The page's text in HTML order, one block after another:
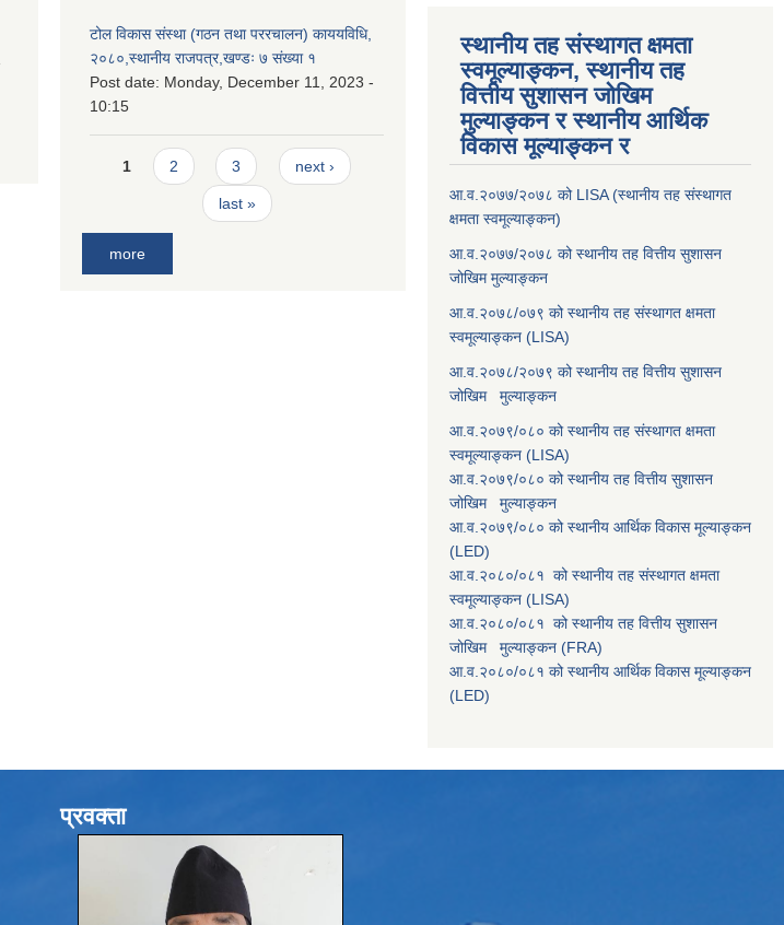
टोल विकास संस्था (गठन तथा पररचालन) काययविधि,
२०८०,स्थानीय राजपत्र,खण्डः ७ संख्या १
Post date: Monday, December 11, 2023 -
10:15
Pages
1 2 3 next ›
last »
more
स्थानीय तह संस्थागत क्षमता
स्वमूल्याङ्कन, स्थानीय तह
वित्तीय सुशासन जोखिम
मुल्याङ्कन र स्थानीय आर्थिक
विकास मूल्याङ्कन र
आ.व.२०७७/२०७८ को LISA (स्थानीय तह संस्थागत
क्षमता स्वमूल्याङ्कन)
आ.व.२०७७/२०७८ को स्थानीय तह वित्तीय सुशासन
जोखिम मुल्याङ्कन
आ.व.२०७८/०७९ को स्थानीय तह संस्थागत क्षमता
स्वमूल्याङ्कन (LISA)
आ.व.२०७८/२०७९ को स्थानीय तह वित्तीय सुशासन
जोखिम मुल्याङ्कन
आ.व.२०७९/०८० को स्थानीय तह संस्थागत क्षमता
स्वमूल्याङ्कन (LISA)
आ.व.२०७९/०८० को स्थानीय तह वित्तीय सुशासन
जोखिम मुल्याङ्कन
आ.व.२०७९/०८० को स्थानीय आर्थिक विकास मूल्याङ्कन
(LED)
आ.व.२०८०/०८१ को स्थानीय तह संस्थागत क्षमता
स्वमूल्याङ्कन (LISA)
आ.व.२०८०/०८१ को स्थानीय तह वित्तीय सुशासन
जोखिम मुल्याङ्कन (FRA)
आ.व.२०८०/०८१ को स्थानीय आर्थिक विकास मूल्याङ्कन
(LED)
प्रवक्ता